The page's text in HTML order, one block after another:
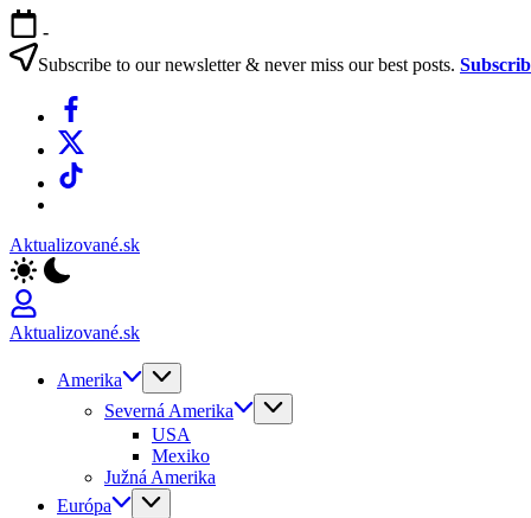
Skip
to
content
-
Subscribe to our newsletter & never miss our best posts.
Facebook
X
TikTok
Aktualizované.sk
Aktualizované.sk
Amerika
Severná Amerika
USA
Mexiko
Južná Amerika
Európa